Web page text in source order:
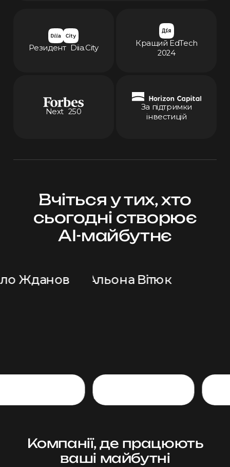
Резидент Diia.City
Кращий EdTech
2024
Next 250
За підтримки
інвестицій
Вчіться у тих, хто
сьогодні створює
AI-майбутнє
Компанії, де працюють
ваші майбутні